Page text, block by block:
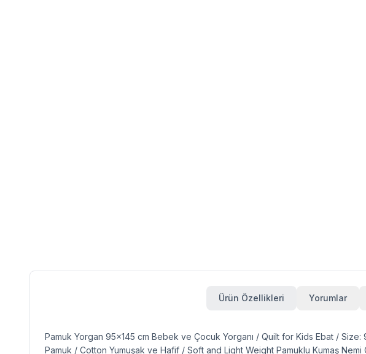
Ürün Özellikleri Yorumlar
Pamuk Yorgan 95x145 cm Bebek ve Çocuk Yorganı / Quilt for Kids Ebat /
Pamuk / Cotton Yumuşak ve Hafif / Soft and Light Weight Pamuklu Kumaş